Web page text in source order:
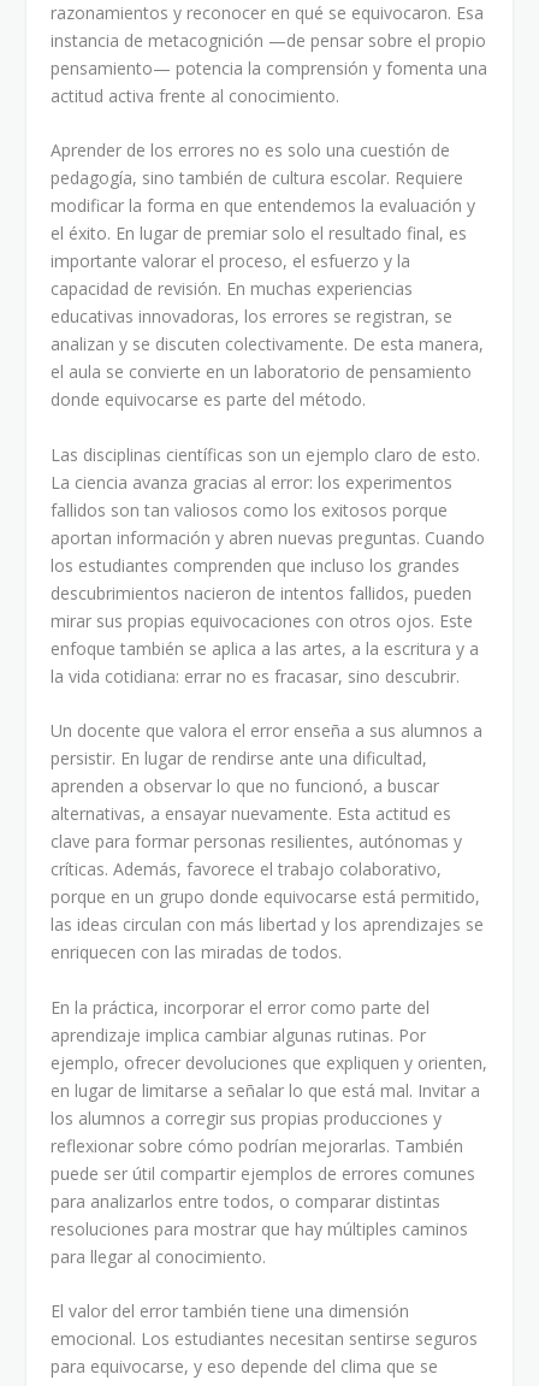
razonamientos y reconocer en qué se equivocaron. Esa
instancia de metacognición —de pensar sobre el propio
pensamiento— potencia la comprensión y fomenta una
actitud activa frente al conocimiento.
Aprender de los errores no es solo una cuestión de
pedagogía, sino también de cultura escolar. Requiere
modificar la forma en que entendemos la evaluación y
el éxito. En lugar de premiar solo el resultado final, es
importante valorar el proceso, el esfuerzo y la
capacidad de revisión. En muchas experiencias
educativas innovadoras, los errores se registran, se
analizan y se discuten colectivamente. De esta manera,
el aula se convierte en un laboratorio de pensamiento
donde equivocarse es parte del método.
Las disciplinas científicas son un ejemplo claro de esto.
La ciencia avanza gracias al error: los experimentos
fallidos son tan valiosos como los exitosos porque
aportan información y abren nuevas preguntas. Cuando
los estudiantes comprenden que incluso los grandes
descubrimientos nacieron de intentos fallidos, pueden
mirar sus propias equivocaciones con otros ojos. Este
enfoque también se aplica a las artes, a la escritura y a
la vida cotidiana: errar no es fracasar, sino descubrir.
Un docente que valora el error enseña a sus alumnos a
persistir. En lugar de rendirse ante una dificultad,
aprenden a observar lo que no funcionó, a buscar
alternativas, a ensayar nuevamente. Esta actitud es
clave para formar personas resilientes, autónomas y
críticas. Además, favorece el trabajo colaborativo,
porque en un grupo donde equivocarse está permitido,
las ideas circulan con más libertad y los aprendizajes se
enriquecen con las miradas de todos.
En la práctica, incorporar el error como parte del
aprendizaje implica cambiar algunas rutinas. Por
ejemplo, ofrecer devoluciones que expliquen y orienten,
en lugar de limitarse a señalar lo que está mal. Invitar a
los alumnos a corregir sus propias producciones y
reflexionar sobre cómo podrían mejorarlas. También
puede ser útil compartir ejemplos de errores comunes
para analizarlos entre todos, o comparar distintas
resoluciones para mostrar que hay múltiples caminos
para llegar al conocimiento.
El valor del error también tiene una dimensión
emocional. Los estudiantes necesitan sentirse seguros
para equivocarse, y eso depende del clima que se